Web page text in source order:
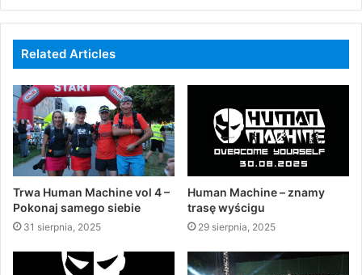
Related Articles
Trwa Human Machine vol 4 –
Pokonaj samego siebie
31 sierpnia, 2025
Human Machine – znamy
trasę wyścigu
29 sierpnia, 2025